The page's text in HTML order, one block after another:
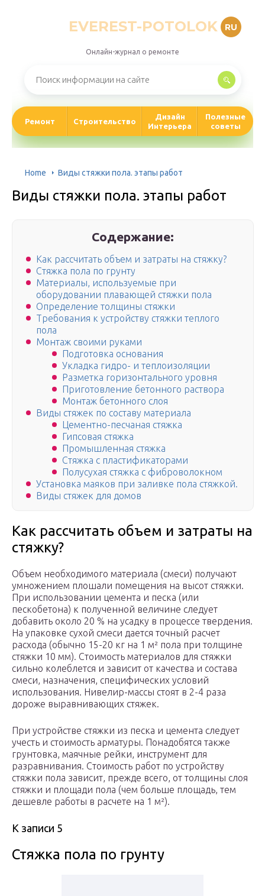
EVEREST-POTOLOK RU
Онлайн-журнал о ремонте
Ремонт Строительство
Дизайн
Интерьера
Полезные
советы
Home Виды стяжки пола. этапы работ
Виды стяжки пола. этапы работ
Содержание:
Как рассчитать объем и затраты на стяжку?
Стяжка пола по грунту
Материалы, используемые при
оборудовании плавающей стяжки пола
Определение толщины стяжки
Требования к устройству стяжки теплого
пола
Монтаж своими руками
Подготовка основания
Укладка гидро- и теплоизоляции
Разметка горизонтального уровня
Приготовление бетонного раствора
Монтаж бетонного слоя
Виды стяжек по составу материала
Цементно-песчаная стяжка
Гипсовая стяжка
Промышленная стяжка
Стяжка с пластификаторами
Полусухая стяжка с фиброволокном
Установка маяков при заливке пола стяжкой.
Виды стяжек для домов
Как рассчитать объем и затраты на
стяжку?
Объем необходимого материала (смеси) получают
умножением плошали помещения на высот стяжки.
При использовании цемента и песка (или
пескобетона) к полученной величине следует
добавить около 20 % на усадку в процессе твердения.
На упаковке сухой смеси дается точный расчет
расхода (обычно 15-20 кг на 1 м² пола при толщине
стяжки 10 мм). Стоимость материалов для стяжки
сильно колеблется и зависит от качества и состава
смеси, назначения, специфических условий
использования. Нивелир-массы стоят в 2-4 раза
дороже выравнивающих стяжек.
При устройстве стяжки из песка и цемента следует
учесть и стоимость арматуры. Понадобятся также
грунтовка, маячные рейки, инструмент для
разравнивания. Стоимость работ по устройству
стяжки пола зависит, прежде всего, от толщины слоя
стяжки и площади пола (чем больше площадь, тем
дешевле работы в расчете на 1 м²).
К записи 5
Стяжка пола по грунту